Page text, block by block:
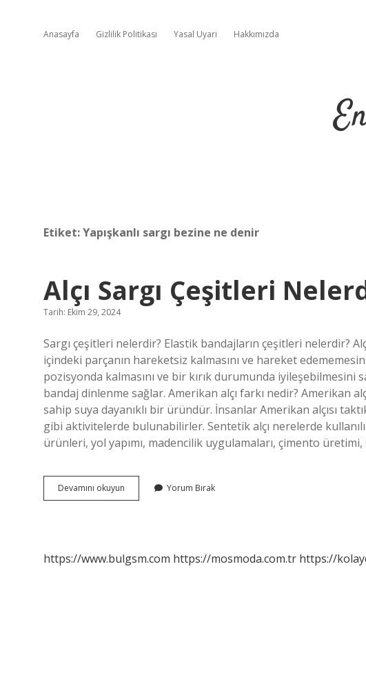
Anasayfa Gizlilik Politikası Yasal Uyarı Hakkımızda
Etiket:Yapışkanlı sargı bezine ne denir
Alçı Sargı Çeşitleri
Tarih: Ekim 29, 2024
Sargı çeşitleri nelerdir? Elastik bandajların çeşitleri nelerdir?
içindeki parçanın hareketsiz kalmasını ve hareket
pozisyonda kalmasını ve bir kırık durumunda
bandaj dinlenme sağlar. Amerikan alçı farkı nedir? Amerikan
sahip suya dayanıklı bir üründür. İnsanlar Amerikan alçısı
gibi aktivitelerde bulunabilirler. Sentetik alçı nerelerde
ürünleri, yol yapımı, madencilik uygulamaları, çimento
Devamını okuyun
Sargı
Yorum Bırak
https://www.bulgsm.com https://mosmoda.com.tr https://